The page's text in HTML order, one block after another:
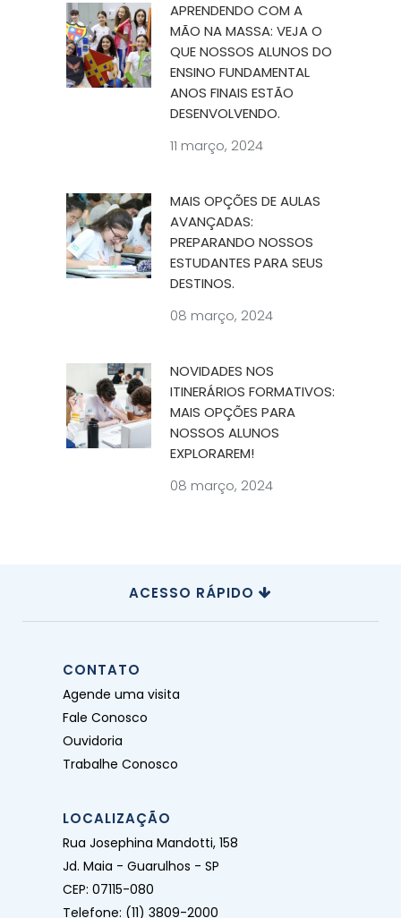
APRENDENDO COM A
MÃO NA MASSA: VEJA O
QUE NOSSOS ALUNOS DO
ENSINO FUNDAMENTAL
ANOS FINAIS ESTÃO
DESENVOLVENDO.
11 março, 2024
MAIS OPÇÕES DE AULAS
AVANÇADAS:
PREPARANDO NOSSOS
ESTUDANTES PARA SEUS
DESTINOS.
08 março, 2024
NOVIDADES NOS
ITINERÁRIOS FORMATIVOS:
MAIS OPÇÕES PARA
NOSSOS ALUNOS
EXPLORAREM!
08 março, 2024
ACESSO RÁPIDO
CONTATO
Agende uma visita
Fale Conosco
Ouvidoria
Trabalhe Conosco
LOCALIZAÇÃO
Rua Josephina Mandotti, 158
Jd. Maia - Guarulhos - SP
CEP: 07115-080
Telefone: (11) 3809-2000